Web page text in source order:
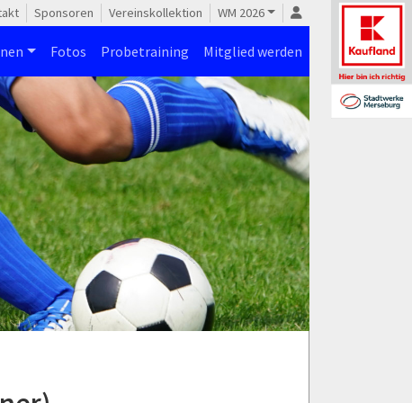
Sponsoren Vereinskollektion WM 2026
Fotos Probetraining Mitglied werden